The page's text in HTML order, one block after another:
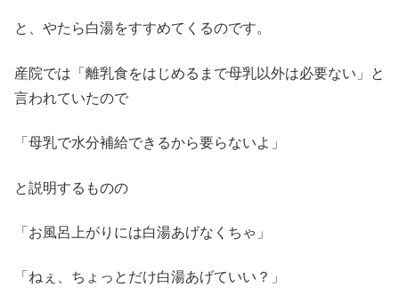
と、やたら白湯をすすめてくるのです。
産院では「離乳食をはじめるまで母乳以外は必要ない」と
言われていたので
「母乳で水分補給できるから要らないよ」
と説明するものの
「お風呂上がりには白湯あげなくちゃ」
「ねぇ、ちょっとだけ白湯あげていい？」